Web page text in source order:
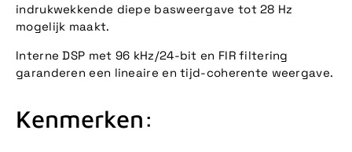
indrukwekkende diepe basweergave tot 28 Hz
mogelijk maakt.
Interne DSP met 96 kHz/24-bit en FIR filtering
garanderen een lineaire en tijd-coherente weergave.
Kenmerken: